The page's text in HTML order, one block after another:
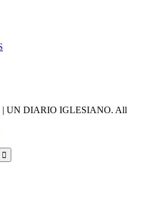
UN DIARIO IGLESIANO. All